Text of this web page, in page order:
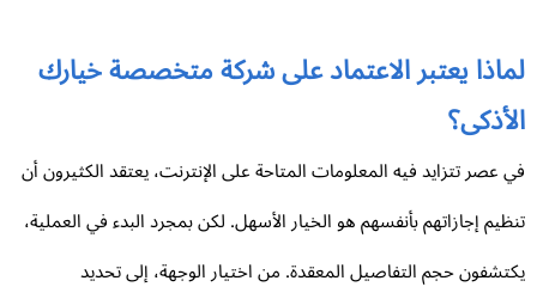
يعتبر الاعتماد على شركة متخصصة خيارك
عصر تتزايد فيه المعلومات المتاحة على الإنترنت، يعتقد الكثيرون أن
إجازاتهم بأنفسهم هو الخيار الأسهل. لكن بمجرد البدء في العملية،
حجم التفاصيل المعقدة. من اختيار الوجهة، إلى تحديد